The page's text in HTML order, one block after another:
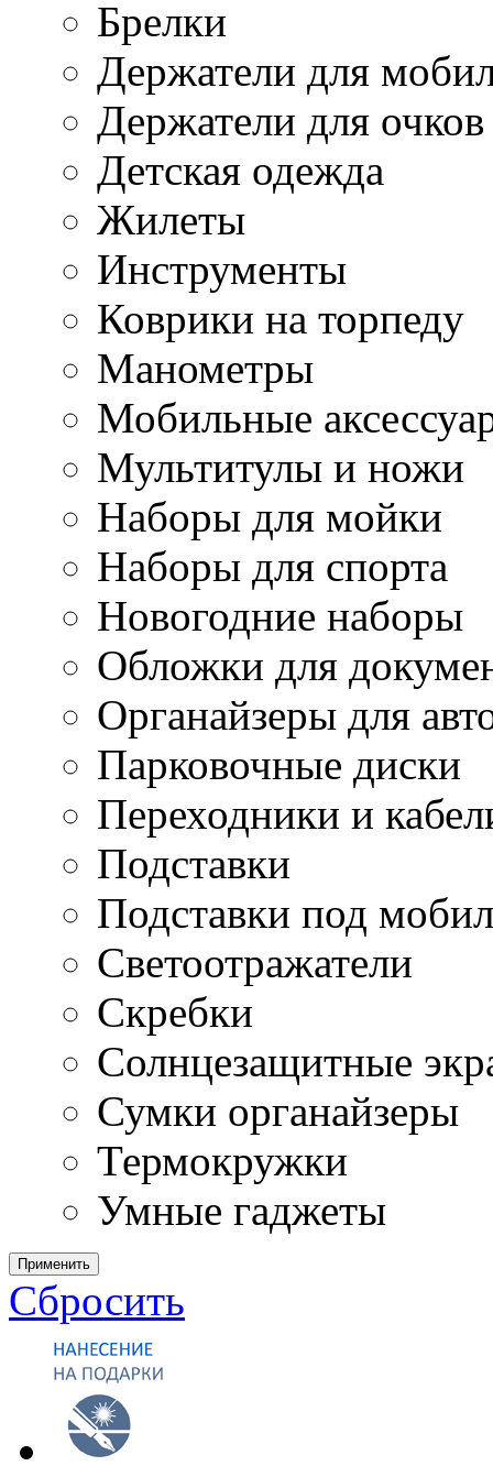
Брелки
Держатели для
Держатели для очков
Детская одежда
Жилеты
Инструменты
Коврики на торпеду
Манометры
Мобильные
Мультитулы и ножи
Наборы для мойки
Наборы для спорта
Новогодние наборы
Обложки для
Органайзеры для
Парковочные диски
Переходники и
Подставки
Подставки под
Светоотражатели
Скребки
Солнцезащитные
Сумки органайзеры
Термокружки
Умные гаджеты
Применить
Сбросить